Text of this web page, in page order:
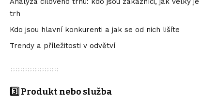
trh
Kdo jsou hlavní konkurenti a jak se od nich lišíte
Trendy a příležitosti v odvětví
3️⃣ Produkt nebo služba